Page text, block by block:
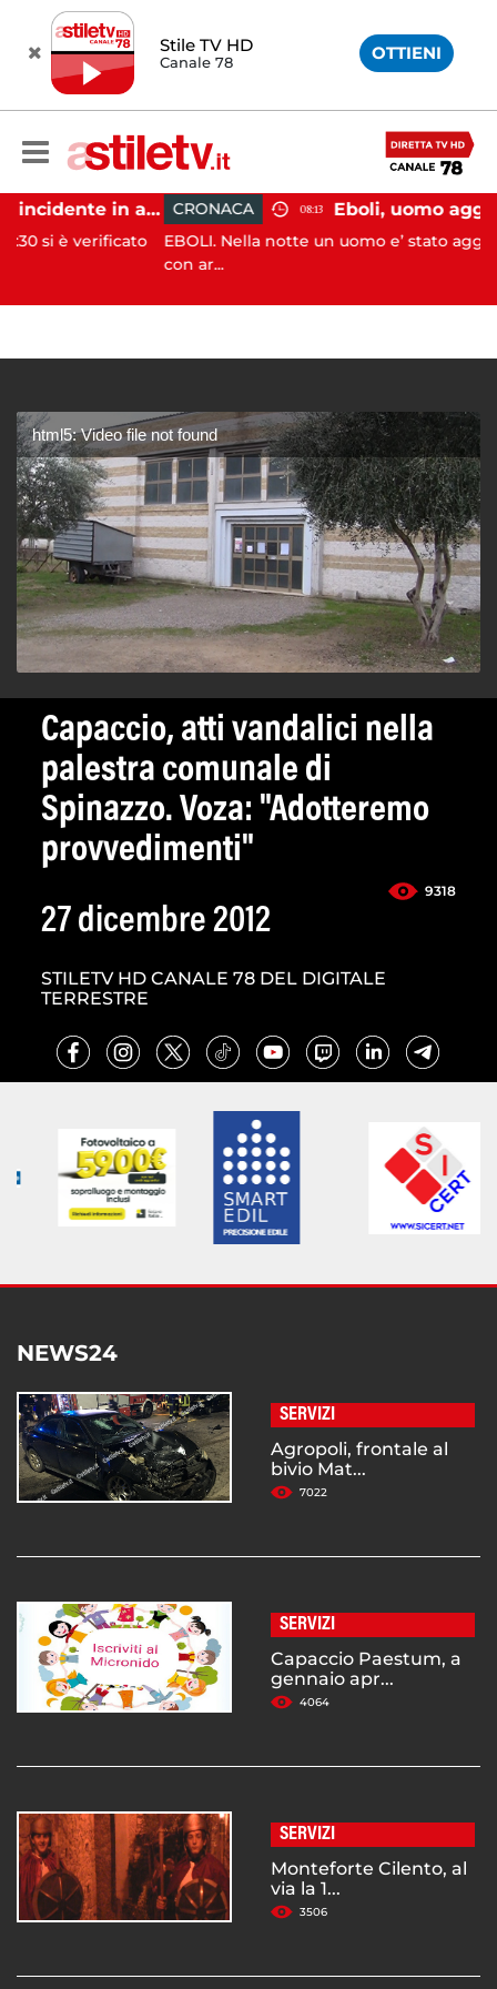
Stile TV HD
Canale 78 OTTIENI
Pontecagnano, incidente in autostrada: 5 giovani feriti
verificato
CRONACA 08:13
EBOLI. Nella notte un uomo e’ stato aggredito e
html5: Video file not found
Capaccio, atti vandalici nella
palestra comunale di
Spinazzo. Voza: "Adotteremo
provvedimenti"
9318
27 dicembre 2012
STILETV HD CANALE 78 DEL DIGITALE
TERRESTRE
NEWS24
SERVIZI
Agropoli, frontale al
bivio Mat...
7022
SERVIZI
Capaccio Paestum, a
gennaio apr...
4064
SERVIZI
Monteforte Cilento, al
via la 1...
3506